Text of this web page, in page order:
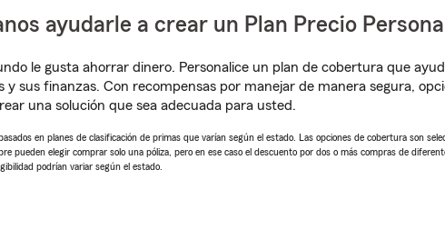
ayudarle a crear un Plan Precio
le gusta ahorrar dinero. Personalice un plan de cobertura que
y sus finanzas. Con recompensas por manejar de manera segura,
una solución que sea adecuada para usted.
en planes de clasificación de primas que varían según el estado. Las opciones de cobertura son
pueden elegir comprar solo una póliza, pero en ese caso el descuento por dos o más compras de
podrían variar según el estado.